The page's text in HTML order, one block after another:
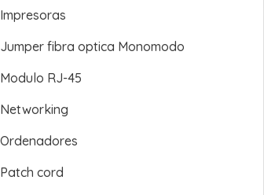
Impresoras
Jumper fibra optica Monomodo
Modulo RJ-45
Networking
Ordenadores
Patch cord